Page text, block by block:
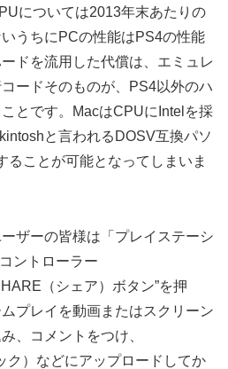
については2013年末あたりの
うちにPCの性能はPS4の性能
ドを流用した代償は、エミュレ
ードそのものが、PS4以外のハ
とです。MacはCPUにIntelを採
と言われるDOSV互換パソ
ることが可能となってしまいま
ザーの皆様は「プレイステーシ
ントローラー
（シェア）ボタン”を押
プレイを動画またはスクリーン
、コメントをつけ、
ク）などにアップロードしてか